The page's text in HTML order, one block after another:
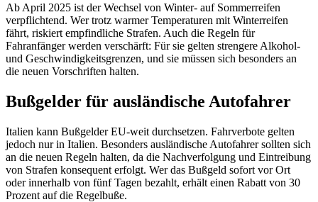
Ab April 2025 ist der Wechsel von Winter- auf Sommerreifen
verpflichtend. Wer trotz warmer Temperaturen mit Winterreifen
fährt, riskiert empfindliche Strafen. Auch die Regeln für
Fahranfänger werden verschärft: Für sie gelten strengere Alkohol-
und Geschwindigkeitsgrenzen, und sie müssen sich besonders an
die neuen Vorschriften halten.
Bußgelder für ausländische Autofahrer
Italien kann Bußgelder EU-weit durchsetzen. Fahrverbote gelten
jedoch nur in Italien. Besonders ausländische Autofahrer sollten sich
an die neuen Regeln halten, da die Nachverfolgung und Eintreibung
von Strafen konsequent erfolgt. Wer das Bußgeld sofort vor Ort
oder innerhalb von fünf Tagen bezahlt, erhält einen Rabatt von 30
Prozent auf die Regelbuße.